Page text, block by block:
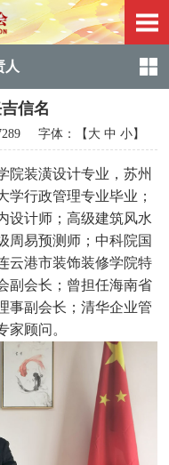
人
信名
字体：【 大 中 小】
院装潢设计专业，苏州
学行政管理专业毕业；
设计师；高级建筑风水
周易预测师；中科院国
云港市装饰装修学院特
副会长；曾担任海南省
事副会长；清华企业管
家顾问。